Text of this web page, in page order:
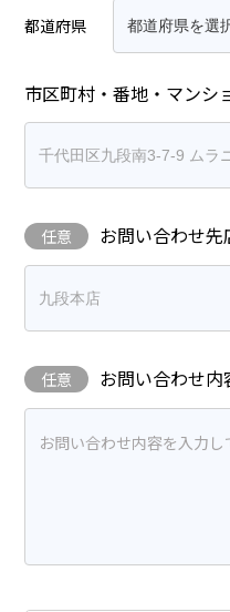
都道府県
市区町村・番地・マンシ
任意 お問い合わせ先
任意 お問い合わせ内